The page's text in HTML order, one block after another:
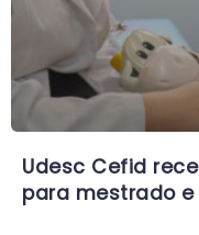
Udesc Cefid
para mestrado